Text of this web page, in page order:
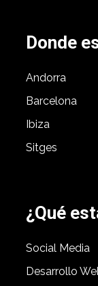
Donde
Andorra
Barcelona
Ibiza
Sitges
¿Qué
Social Media
Desarrollo